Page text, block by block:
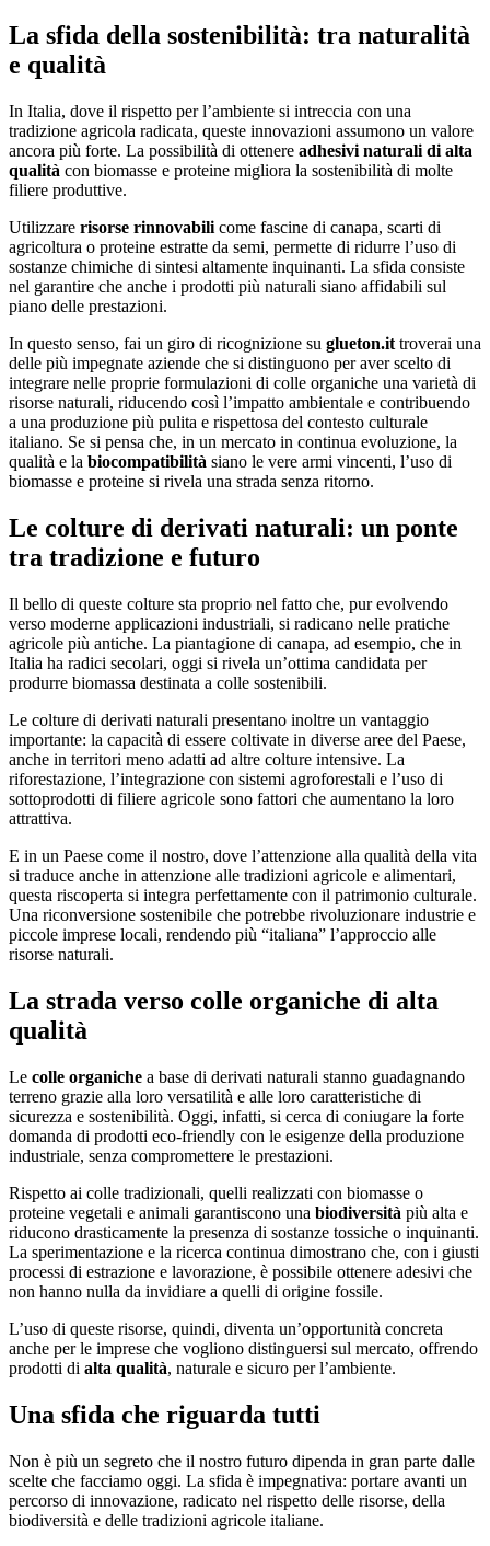
La sfida della sostenibilità: tra naturalità
e qualità
In Italia, dove il rispetto per l’ambiente si intreccia con una
tradizione agricola radicata, queste innovazioni assumono un valore
ancora più forte. La possibilità di ottenere adhesivi naturali di alta
qualità con biomasse e proteine migliora la sostenibilità di molte
filiere produttive.
Utilizzare risorse rinnovabili come fascine di canapa, scarti di
agricoltura o proteine estratte da semi, permette di ridurre l’uso di
sostanze chimiche di sintesi altamente inquinanti. La sfida consiste
nel garantire che anche i prodotti più naturali siano affidabili sul
piano delle prestazioni.
In questo senso, fai un giro di ricognizione su glueton.it troverai una
delle più impegnate aziende che si distinguono per aver scelto di
integrare nelle proprie formulazioni di colle organiche una varietà di
risorse naturali, riducendo così l’impatto ambientale e contribuendo
a una produzione più pulita e rispettosa del contesto culturale
italiano. Se si pensa che, in un mercato in continua evoluzione, la
qualità e la biocompatibilità siano le vere armi vincenti, l’uso di
biomasse e proteine si rivela una strada senza ritorno.
Le colture di derivati naturali: un ponte
tra tradizione e futuro
Il bello di queste colture sta proprio nel fatto che, pur evolvendo
verso moderne applicazioni industriali, si radicano nelle pratiche
agricole più antiche. La piantagione di canapa, ad esempio, che in
Italia ha radici secolari, oggi si rivela un’ottima candidata per
produrre biomassa destinata a colle sostenibili.
Le colture di derivati naturali presentano inoltre un vantaggio
importante: la capacità di essere coltivate in diverse aree del Paese,
anche in territori meno adatti ad altre colture intensive. La
riforestazione, l’integrazione con sistemi agroforestali e l’uso di
sottoprodotti di filiere agricole sono fattori che aumentano la loro
attrattiva.
E in un Paese come il nostro, dove l’attenzione alla qualità della vita
si traduce anche in attenzione alle tradizioni agricole e alimentari,
questa riscoperta si integra perfettamente con il patrimonio culturale.
Una riconversione sostenibile che potrebbe rivoluzionare industrie e
piccole imprese locali, rendendo più “italiana” l’approccio alle
risorse naturali.
La strada verso colle organiche di alta
qualità
Le colle organiche a base di derivati naturali stanno guadagnando
terreno grazie alla loro versatilità e alle loro caratteristiche di
sicurezza e sostenibilità. Oggi, infatti, si cerca di coniugare la forte
domanda di prodotti eco-friendly con le esigenze della produzione
industriale, senza compromettere le prestazioni.
Rispetto ai colle tradizionali, quelli realizzati con biomasse o
proteine vegetali e animali garantiscono una biodiversità più alta e
riducono drasticamente la presenza di sostanze tossiche o inquinanti.
La sperimentazione e la ricerca continua dimostrano che, con i giusti
processi di estrazione e lavorazione, è possibile ottenere adesivi che
non hanno nulla da invidiare a quelli di origine fossile.
L’uso di queste risorse, quindi, diventa un’opportunità concreta
anche per le imprese che vogliono distinguersi sul mercato, offrendo
prodotti di alta qualità, naturale e sicuro per l’ambiente.
Una sfida che riguarda tutti
Non è più un segreto che il nostro futuro dipenda in gran parte dalle
scelte che facciamo oggi. La sfida è impegnativa: portare avanti un
percorso di innovazione, radicato nel rispetto delle risorse, della
biodiversità e delle tradizioni agricole italiane.